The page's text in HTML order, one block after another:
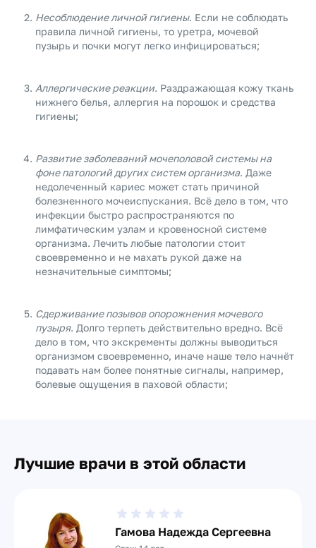
Несоблюдение личной гигиены. Если не соблюдать
правила личной гигиены, то уретра, мочевой
пузырь и почки могут легко инфицироваться;
Аллергические реакции. Раздражающая кожу ткань
нижнего белья, аллергия на порошок и средства
гигиены;
Развитие заболеваний мочеполовой системы на
фоне патологий других систем организма. Даже
недолеченный кариес может стать причиной
болезненного мочеиспускания. Всё дело в том, что
инфекции быстро распространяются по
лимфатическим узлам и кровеносной системе
организма. Лечить любые патологии стоит
своевременно и не махать рукой даже на
незначительные симптомы;
Сдерживание позывов опорожнения мочевого
пузыря. Долго терпеть действительно вредно. Всё
дело в том, что экскременты должны выводиться
организмом своевременно, иначе наше тело начнёт
подавать нам более понятные сигналы, например,
болевые ощущения в паховой области;
Лучшие врачи в этой области
Гамова Надежда Сергеевна